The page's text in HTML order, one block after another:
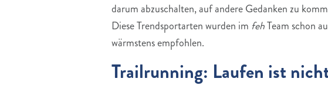
darum abzuschalten, auf andere Gedanken zu
Diese Trendsportarten wurden im fehTeam schon
wärmstens empfohlen.
Trailrunning: Laufen ist